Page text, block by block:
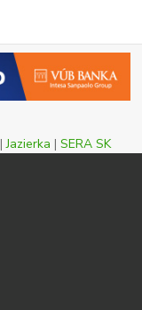
|Jazierka | SERA SK